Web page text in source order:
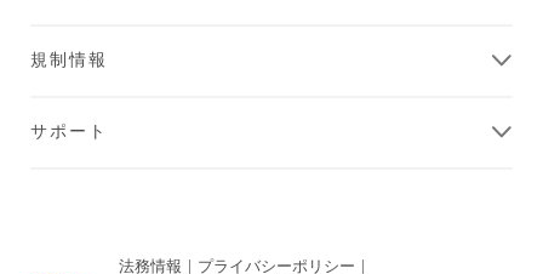
規制情報
サポート
法務情報 プライバシーポリシー